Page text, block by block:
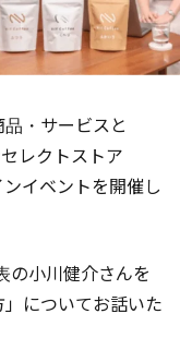
・サービスと
レクトストア
イベントを開催し
の小川健介さんを
についてお話いた